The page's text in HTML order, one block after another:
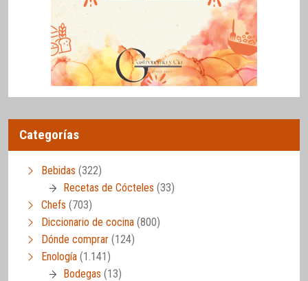
Categorías
Bebidas (322)
Recetas de Cócteles (33)
Chefs (703)
Diccionario de cocina (800)
Dónde comprar (124)
Enología (1.141)
Bodegas (13)